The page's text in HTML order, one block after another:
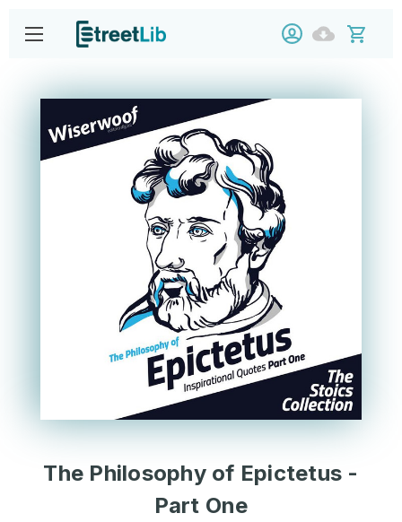
The Philosophy of Epictetus -
Part One